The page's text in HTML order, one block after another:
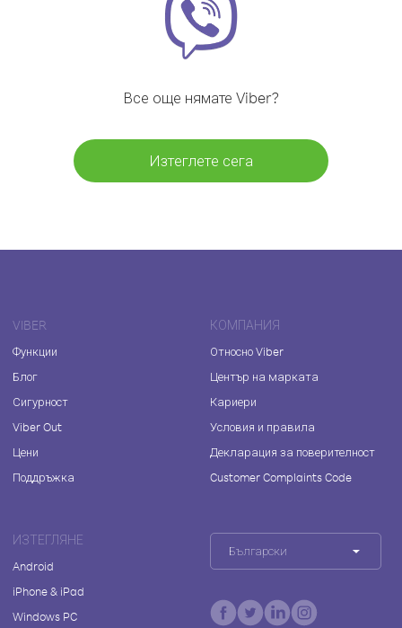
Все още нямате Viber?
Изтеглете сега
VIBER
Функции
Блог
Сигурност
Viber Out
Цени
Поддръжка
КОМПАНИЯ
Относно Viber
Център на марката
Кариери
Условия и правила
Декларация за поверителност
Customer Complaints Code
ИЗТЕГЛЯНЕ
Android
iPhone & iPad
Windows PC
Български